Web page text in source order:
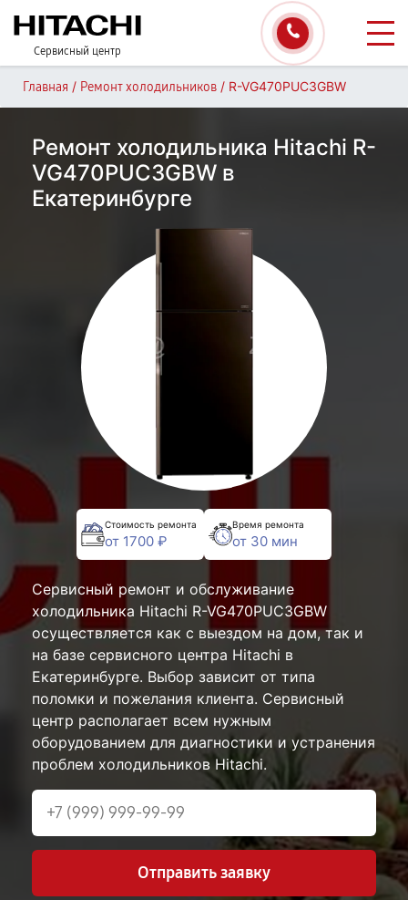
Сервисный центр
Главная / Ремонт холодильников / R-VG470PUC3GBW
Ремонт холодильника Hitachi R-
VG470PUC3GBW в
Екатеринбурге
Стоимость ремонта
от 1700 ₽
Время ремонта
от 30 мин
Сервисный ремонт и обслуживание
холодильника Hitachi R-VG470PUC3GBW
осуществляется как с выездом на дом, так и
на базе сервисного центра Hitachi в
Екатеринбурге. Выбор зависит от типа
поломки и пожелания клиента. Сервисный
центр располагает всем нужным
оборудованием для диагностики и устранения
проблем холодильников Hitachi.
Отправить заявку